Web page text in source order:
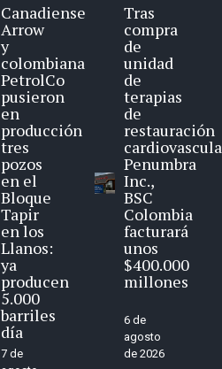
Canadiense
Arrow
y
colombiana
PetrolCo
pusieron
en
producción
tres
pozos
en el
Bloque
Tapir
en los
Llanos:
ya
producen
5.000
barriles
día
7 de
Tras
compra
de
unidad
de
terapias
de
restauración
Penumbra
Inc.,
BSC
Colombia
facturará
unos
$400.000
millones
6 de
agosto
de 2026